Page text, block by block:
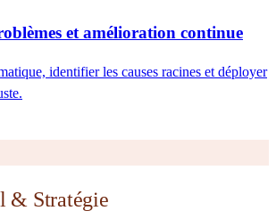
et amélioration continue
identifier les causes racines et déployer
& Stratégie